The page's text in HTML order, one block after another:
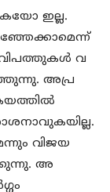
ഇല്ല.
വ
അപ്ര
വിജയ
അ